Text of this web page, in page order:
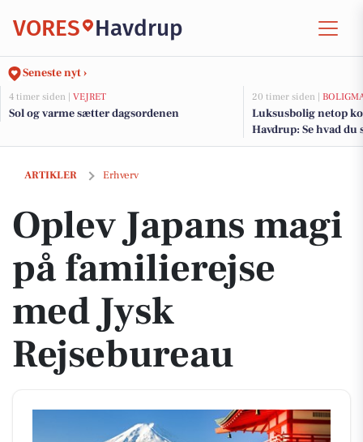
VORES Havdrup
Seneste nyt ›
4 timer siden | VEJRET
Sol og varme sætter dagsordenen
20 timer siden |
Luksusbolig netop
Havdrup: Se hvad du
Havdrups dyreste
ARTIKLER Erhverv
Oplev Japans magi på familierejse med Jysk Rejsebureau
Oplev Japans magi
på familierejse
med Jysk
Rejsebureau